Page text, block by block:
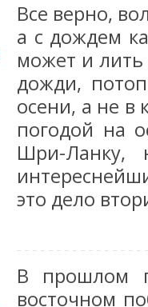
Все верно,
а с дождем
может и лить
дожди,
осени, а не в
погодой на
Шри-Ланку,
это дело
В прошлом
восточном